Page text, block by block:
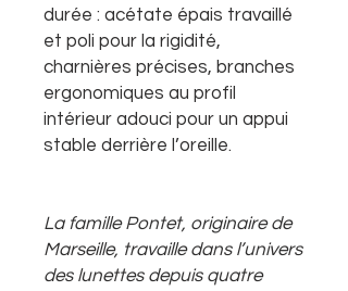
durée : acétate épais travaillé
et poli pour la rigidité,
charnières précises, branches
ergonomiques au profil
intérieur adouci pour un appui
stable derrière l’oreille.
La famille Pontet, originaire de
Marseille, travaille dans l’univers
des lunettes depuis quatre